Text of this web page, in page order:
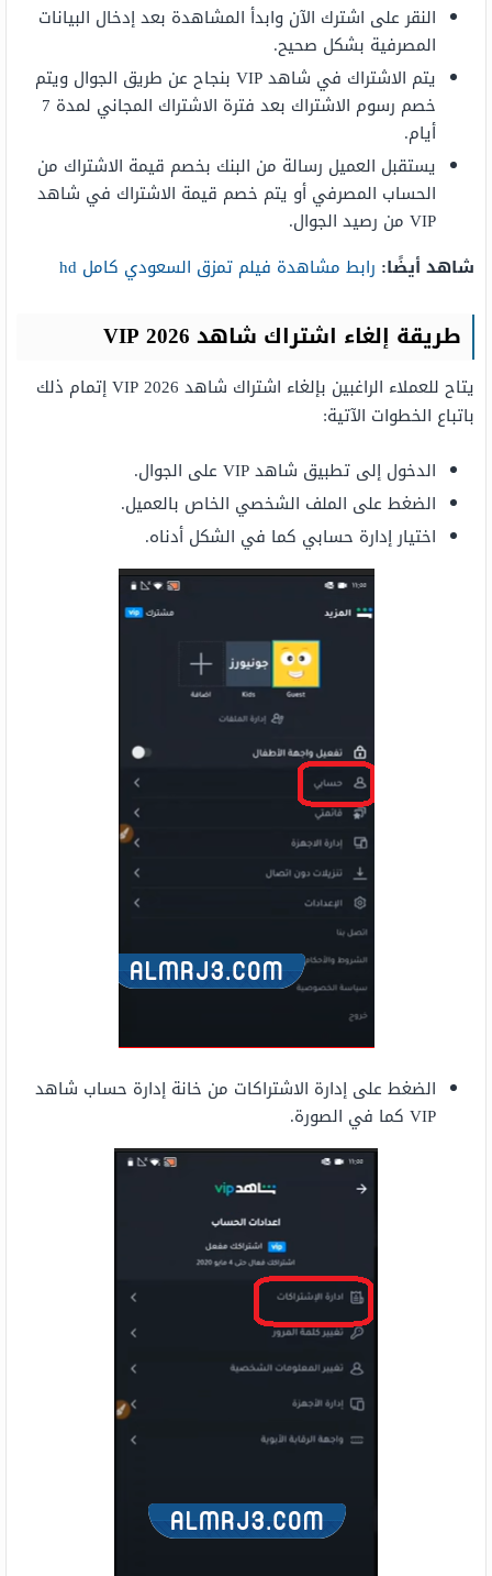
النقر على اشترك الآن وابدأ المشاهدة بعد إدخال البيانات
المصرفية بشكل صحيح.
يتم الاشتراك في شاهد VIP بنجاح عن طريق الجوال ويتم
خصم رسوم الاشتراك بعد فترة الاشتراك المجاني لمدة 7
أيام.
يستقبل العميل رسالة من البنك بخصم قيمة الاشتراك من
الحساب المصرفي أو يتم خصم قيمة الاشتراك في شاهد
VIP من رصيد الجوال.
شاهد أيضًا: رابط مشاهدة فيلم تمزق السعودي كامل hd
طريقة إلغاء اشتراك شاهد VIP 2026
يتاح للعملاء الراغبين بإلغاء اشتراك شاهد VIP 2026 إتمام ذلك
باتباع الخطوات الآتية:
الدخول إلى تطبيق شاهد VIP على الجوال.
الضغط على الملف الشخصي الخاص بالعميل.
اختيار إدارة حسابي كما في الشكل أدناه.
الضغط على إدارة الاشتراكات من خانة إدارة حساب شاهد
VIP كما في الصورة.